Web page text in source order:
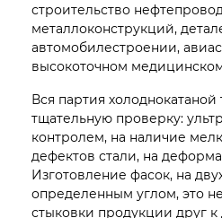
строительство
металлоконструкций,
автомобилестроении,
высокоточном
Вся партия
тщательную проверку:
контролем, на наличие
дефектов стали, на
Изготовление фасок, на
определенным углом, это
стыковки продукции друг